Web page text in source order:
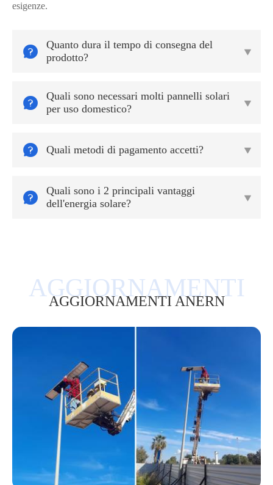
esigenze.

Quanto dura il tempo di consegna del
prodotto?


Quali sono necessari molti pannelli solari
per uso domestico?

 Quali metodi di pagamento accetti? 

Quali sono i 2 principali vantaggi
dell'energia solare?

AGGIORNAMENTI ANERN